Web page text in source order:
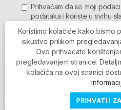
Prihvaćam da se moji
podataka i koriste u svrhu
MOJARIJEKA
PRIJAVI
Povratak
Koristimo kolačiće kako bismo
iskustvo prilikom
Ovo prihvaćate
pregledavanjem stranice.
kolačića na ovoj stranici
PRIHVATI I